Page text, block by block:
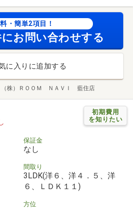
・簡単2項目！
お問い合わせする
に入りに追加する
（株）ＲＯＯＭ ＮＡＶＩ 藍住店
初期費用
を知りたい
保証金
なし
間取り
3LDK(洋６、洋４．５、洋
６、ＬＤＫ１１)
方位